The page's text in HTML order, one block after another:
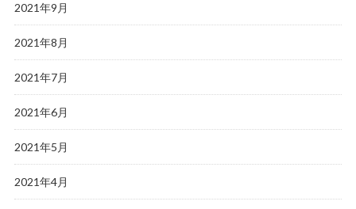
2021年9月
2021年8月
2021年7月
2021年6月
2021年5月
2021年4月